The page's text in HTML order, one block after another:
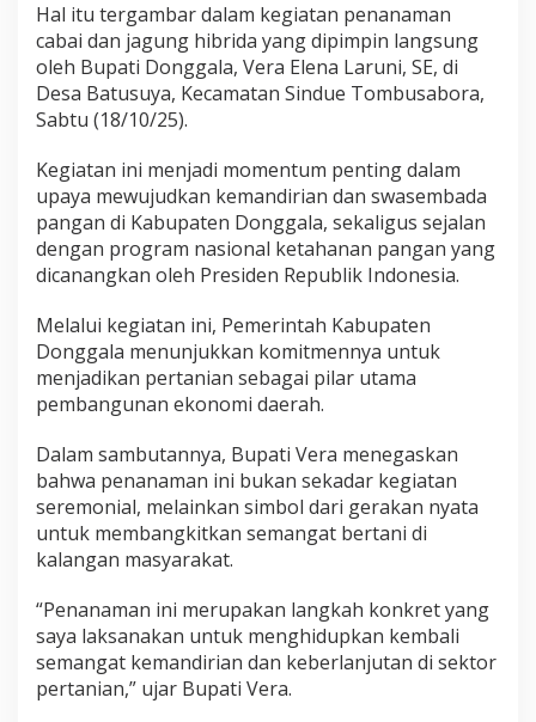
D
o
n
g
a
:
M
n
a
a
m
H
a
r
p
a
n
u
n
t
k
e
m
a
Hal itu tergambar dalam kegiatan penanaman
cabai dan jagung hibrida yang dipimpin langsung
oleh Bupati Donggala, Vera Elena Laruni, SE, di
Desa Batusuya, Kecamatan Sindue Tombusabora,
Sabtu (18/10/25).
Kegiatan ini menjadi momentum penting dalam
upaya mewujudkan kemandirian dan swasembada
pangan di Kabupaten Donggala, sekaligus sejalan
dengan program nasional ketahanan pangan yang
dicanangkan oleh Presiden Republik Indonesia.
Melalui kegiatan ini, Pemerintah Kabupaten
Donggala menunjukkan komitmennya untuk
menjadikan pertanian sebagai pilar utama
pembangunan ekonomi daerah.
Dalam sambutannya, Bupati Vera menegaskan
bahwa penanaman ini bukan sekadar kegiatan
seremonial, melainkan simbol dari gerakan nyata
untuk membangkitkan semangat bertani di
kalangan masyarakat.
“Penanaman ini merupakan langkah konkret yang
saya laksanakan untuk menghidupkan kembali
semangat kemandirian dan keberlanjutan di sektor
pertanian,” ujar Bupati Vera.